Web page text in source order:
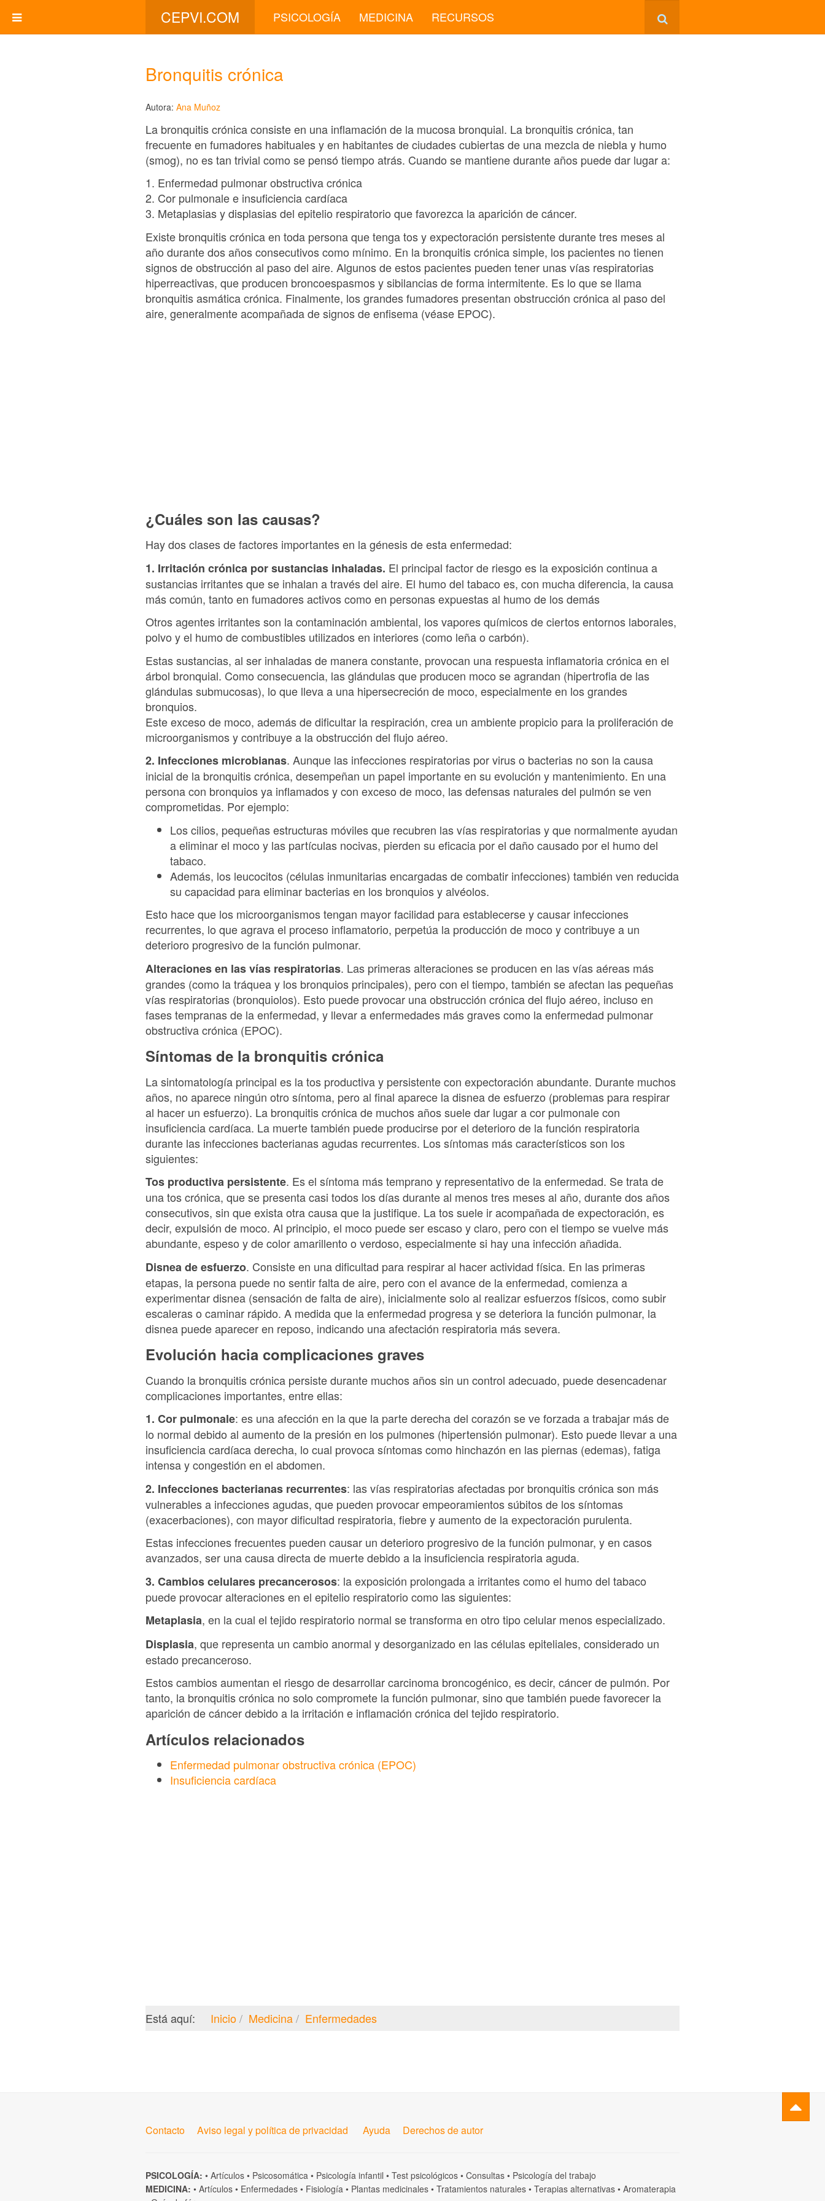
CEPVI.COM PSICOLOGÍA MEDICINA RECURSOS
Bronquitis crónica
Autora: Ana Muñoz
La bronquitis crónica consiste en una inflamación de la mucosa bronquial. La bronquitis crónica, tan
frecuente en fumadores habituales y en habitantes de ciudades cubiertas de una mezcla de niebla y humo
(smog), no es tan trivial como se pensó tiempo atrás. Cuando se mantiene durante años puede dar lugar a:
1. Enfermedad pulmonar obstructiva crónica
2. Cor pulmonale e insuficiencia cardíaca
3. Metaplasias y displasias del epitelio respiratorio que favorezca la aparición de cáncer.
Existe bronquitis crónica en toda persona que tenga tos y expectoración persistente durante tres meses al
año durante dos años consecutivos como mínimo. En la bronquitis crónica simple, los pacientes no tienen
signos de obstrucción al paso del aire. Algunos de estos pacientes pueden tener unas vías respiratorias
hiperreactivas, que producen broncoespasmos y sibilancias de forma intermitente. Es lo que se llama
bronquitis asmática crónica. Finalmente, los grandes fumadores presentan obstrucción crónica al paso del
aire, generalmente acompañada de signos de enfisema (véase EPOC).
¿Cuáles son las causas?
Hay dos clases de factores importantes en la génesis de esta enfermedad:
1. Irritación crónica por sustancias inhaladas. El principal factor de riesgo es la exposición continua a
sustancias irritantes que se inhalan a través del aire. El humo del tabaco es, con mucha diferencia, la causa
más común, tanto en fumadores activos como en personas expuestas al humo de los demás
Otros agentes irritantes son la contaminación ambiental, los vapores químicos de ciertos entornos laborales,
polvo y el humo de combustibles utilizados en interiores (como leña o carbón).
Estas sustancias, al ser inhaladas de manera constante, provocan una respuesta inflamatoria crónica en el
árbol bronquial. Como consecuencia, las glándulas que producen moco se agrandan (hipertrofia de las
glándulas submucosas), lo que lleva a una hipersecreción de moco, especialmente en los grandes
bronquios.
Este exceso de moco, además de dificultar la respiración, crea un ambiente propicio para la proliferación de
microorganismos y contribuye a la obstrucción del flujo aéreo.
2. Infecciones microbianas. Aunque las infecciones respiratorias por virus o bacterias no son la causa
inicial de la bronquitis crónica, desempeñan un papel importante en su evolución y mantenimiento. En una
persona con bronquios ya inflamados y con exceso de moco, las defensas naturales del pulmón se ven
comprometidas. Por ejemplo:
Los cilios, pequeñas estructuras móviles que recubren las vías respiratorias y que normalmente ayudan
a eliminar el moco y las partículas nocivas, pierden su eficacia por el daño causado por el humo del
tabaco.
Además, los leucocitos (células inmunitarias encargadas de combatir infecciones) también ven reducida
su capacidad para eliminar bacterias en los bronquios y alvéolos.
Esto hace que los microorganismos tengan mayor facilidad para establecerse y causar infecciones
recurrentes, lo que agrava el proceso inflamatorio, perpetúa la producción de moco y contribuye a un
deterioro progresivo de la función pulmonar.
Alteraciones en las vías respiratorias. Las primeras alteraciones se producen en las vías aéreas más
grandes (como la tráquea y los bronquios principales), pero con el tiempo, también se afectan las pequeñas
vías respiratorias (bronquiolos). Esto puede provocar una obstrucción crónica del flujo aéreo, incluso en
fases tempranas de la enfermedad, y llevar a enfermedades más graves como la enfermedad pulmonar
obstructiva crónica (EPOC).
Síntomas de la bronquitis crónica
La sintomatología principal es la tos productiva y persistente con expectoración abundante. Durante muchos
años, no aparece ningún otro síntoma, pero al final aparece la disnea de esfuerzo (problemas para respirar
al hacer un esfuerzo). La bronquitis crónica de muchos años suele dar lugar a cor pulmonale con
insuficiencia cardíaca. La muerte también puede producirse por el deterioro de la función respiratoria
durante las infecciones bacterianas agudas recurrentes. Los síntomas más característicos son los
siguientes:
Tos productiva persistente. Es el síntoma más temprano y representativo de la enfermedad. Se trata de
una tos crónica, que se presenta casi todos los días durante al menos tres meses al año, durante dos años
consecutivos, sin que exista otra causa que la justifique. La tos suele ir acompañada de expectoración, es
decir, expulsión de moco. Al principio, el moco puede ser escaso y claro, pero con el tiempo se vuelve más
abundante, espeso y de color amarillento o verdoso, especialmente si hay una infección añadida.
Disnea de esfuerzo. Consiste en una dificultad para respirar al hacer actividad física. En las primeras
etapas, la persona puede no sentir falta de aire, pero con el avance de la enfermedad, comienza a
experimentar disnea (sensación de falta de aire), inicialmente solo al realizar esfuerzos físicos, como subir
escaleras o caminar rápido. A medida que la enfermedad progresa y se deteriora la función pulmonar, la
disnea puede aparecer en reposo, indicando una afectación respiratoria más severa.
Evolución hacia complicaciones graves
Cuando la bronquitis crónica persiste durante muchos años sin un control adecuado, puede desencadenar
complicaciones importantes, entre ellas:
1. Cor pulmonale: es una afección en la que la parte derecha del corazón se ve forzada a trabajar más de
lo normal debido al aumento de la presión en los pulmones (hipertensión pulmonar). Esto puede llevar a una
insuficiencia cardíaca derecha, lo cual provoca síntomas como hinchazón en las piernas (edemas), fatiga
intensa y congestión en el abdomen.
2. Infecciones bacterianas recurrentes: las vías respiratorias afectadas por bronquitis crónica son más
vulnerables a infecciones agudas, que pueden provocar empeoramientos súbitos de los síntomas
(exacerbaciones), con mayor dificultad respiratoria, fiebre y aumento de la expectoración purulenta.
Estas infecciones frecuentes pueden causar un deterioro progresivo de la función pulmonar, y en casos
avanzados, ser una causa directa de muerte debido a la insuficiencia respiratoria aguda.
3. Cambios celulares precancerosos: la exposición prolongada a irritantes como el humo del tabaco
puede provocar alteraciones en el epitelio respiratorio como las siguientes:
Metaplasia, en la cual el tejido respiratorio normal se transforma en otro tipo celular menos especializado.
Displasia, que representa un cambio anormal y desorganizado en las células epiteliales, considerado un
estado precanceroso.
Estos cambios aumentan el riesgo de desarrollar carcinoma broncogénico, es decir, cáncer de pulmón. Por
tanto, la bronquitis crónica no solo compromete la función pulmonar, sino que también puede favorecer la
aparición de cáncer debido a la irritación e inflamación crónica del tejido respiratorio.
Artículos relacionados
Enfermedad pulmonar obstructiva crónica (EPOC)
Insuficiencia cardíaca
Está aquí: Inicio Medicina Enfermedades
Contacto Aviso legal y política de privacidad Ayuda Derechos de autor
PSICOLOGÍA: • Artículos • Psicosomática • Psicología infantil • Test psicológicos • Consultas • Psicología del trabajo
MEDICINA: • Artículos • Enfermedades • Fisiología • Plantas medicinales • Tratamientos naturales • Terapias alternativas • Aromaterapia